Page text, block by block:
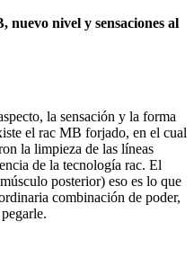
nivel y sensaciones al
la sensación y la forma
el rac MB forjado, en el cual
la limpieza de las líneas
de la tecnología rac. El
posterior) eso es lo que
combinación de poder,